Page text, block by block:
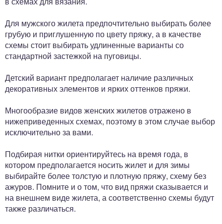
Для мужского жилета предпочтительно выбирать более
грубую и приглушенную по цвету пряжу, а в качестве
схемы стоит выбирать удлиненные варианты со
стандартной застежкой на пуговицы.
Детский вариант предполагает наличие различных
декоративных элементов и ярких оттенков пряжи.
Многообразие видов женских жилетов отражено в
нижеприведенных схемах, поэтому в этом случае выбор
исключительно за вами.
Подбирая нитки ориентируйтесь на время года, в
котором предполагается носить жилет и для зимы
выбирайте более толстую и плотную пряжу, схему без
ажуров. Помните и о том, что вид пряжи сказывается и
на внешнем виде жилета, а соответственно схемы будут
также различаться.